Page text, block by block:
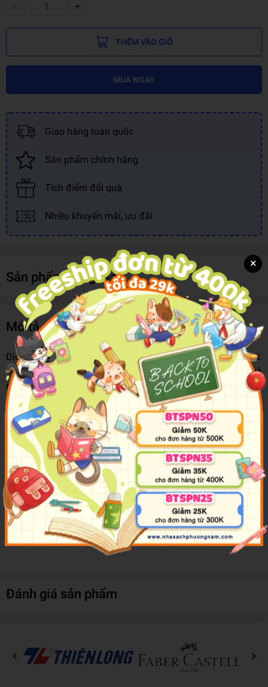
- +
THÊM VÀO GIỎ
MUA NGAY
Giao hàng toàn quốc
Sản phẩm chính hãng
Tích điểm đổi quà
Nhiều khuyến mãi, ưu đãi
Sản phẩm cùng loại
Mô tả sản phẩm
Dịch thuật đóng vai trò quan trọng trong lịch sử nhân loại.
Có thể nói, bất cứ nơi nào xuất hiện sự giao thoa văn hóa và
ngôn ngữ thì dịch thuật cũng xuất hiện ở đó. Dịch thuật làm
biến đổi xã hội theo nhiều cách khác nhau, từ đó góp phần
hình thành tính chủ thể và bản sắc cá nhân.
Quyển sách này cung cấp một nền tảng lý thuyết về ngôn
ngữ học dễ tiếp cận và thực tập cho dịch thuật Anh - Việt và
Việt - Anh. Từ đó độc giả có thể tự tạo ra cho mình một
khuôn khổ tư duy để hiểu rõ hơn cả về ngôn ngữ nguồn lẫn
ngôn ngữ đích, đồng thời khuyến khích những người dịch có
tham vọng suy nghĩ cẩn thận hơn về tầm quan trọng của
nền tảng ngữ học đối với dịch thuật, dù trong bối cảnh lớp
học hay nghiên cứu độc lập.
Đánh giá sản phẩm
×